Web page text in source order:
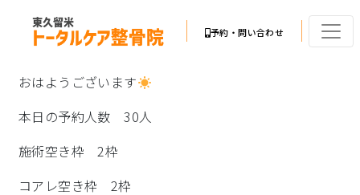
予約・問い合わせ
おはようございます
本日の予約人数 30人
施術空き枠 2枠
コアレ空き枠 2枠